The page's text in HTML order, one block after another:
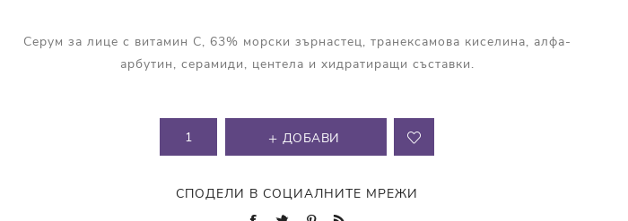
Витамин С
Серум за лице с витамин C, 63% морски зърнастец, транексамова киселина, алфа-
арбутин, серамиди, центела и хидратиращи съставки.
ДОБАВИ
СПОДЕЛИ В СОЦИАЛНИТЕ МРЕЖИ